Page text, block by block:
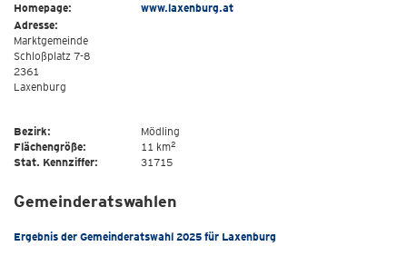
Homepage:
www.laxenburg.at
Adresse:
Marktgemeinde
Schloßplatz 7-8
2361
Laxenburg
Bezirk:
Mödling
Flächengröße:
11 km2
Stat. Kennziffer: 31715
Gemeinderatswahlen
Ergebnis der Gemeinderatswahl 2025 für Laxenburg